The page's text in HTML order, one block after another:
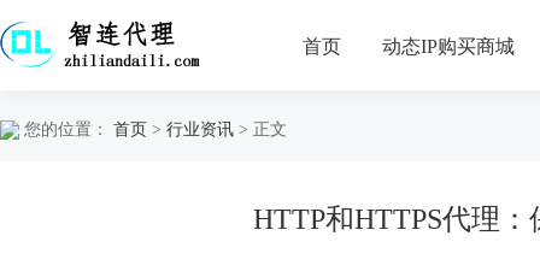
首页 动态IP购买商城
您的位置： 首页 > 行业资讯 > 正文
HTTP和HTTPS代理